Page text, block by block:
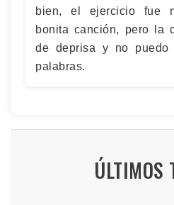
bien, el ejercicio fue
bonita canción, pero la
de deprisa y no puedo
palabras.
ÚLTIMOS